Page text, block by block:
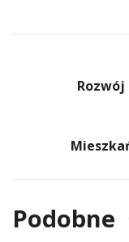
Rozwój
Podobne